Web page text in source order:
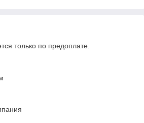
только по предоплате.